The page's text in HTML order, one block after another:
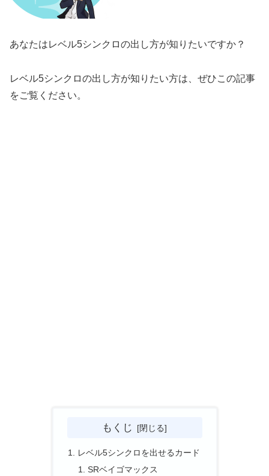
あなたはレベル5シンクロの出し方が知りたいですか？
レベル5シンクロの出し方が知りたい方は、ぜひこの記事
をご覧ください。
もくじ
レベル5シンクロを出せるカード
SRベイゴマックス